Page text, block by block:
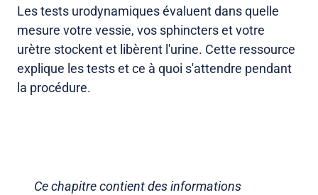
Les tests urodynamiques évaluent dans quelle
mesure votre vessie, vos sphincters et votre
urètre stockent et libèrent l'urine. Cette ressource
explique les tests et ce à quoi s'attendre pendant
la procédure.
Ce chapitre contient des informations